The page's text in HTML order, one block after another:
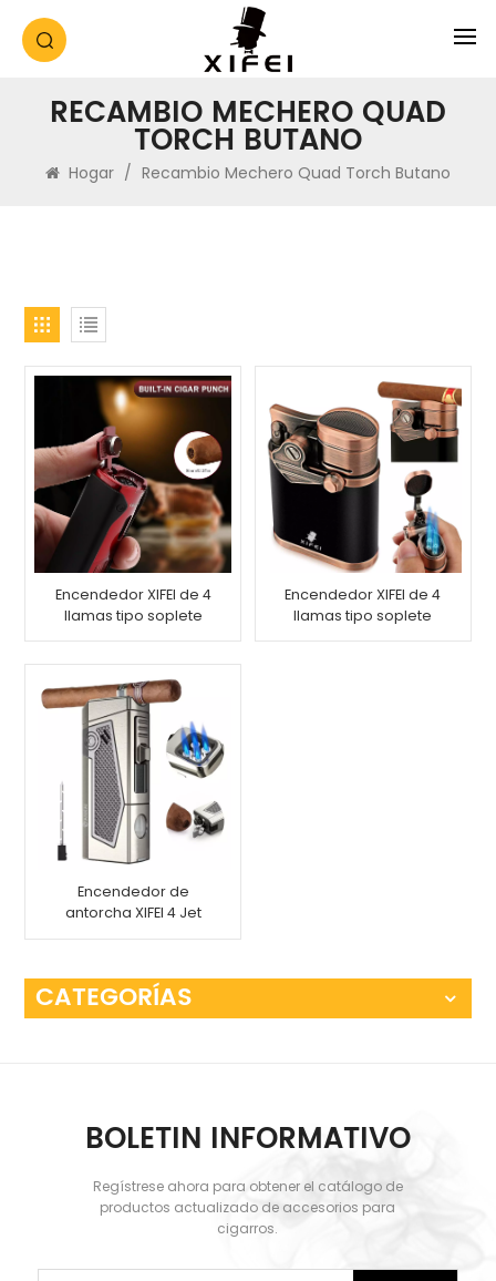
RECAMBIO MECHERO QUAD
TORCH BUTANO
Hogar / Recambio Mechero Quad Torch Butano
Encendedor XIFEI de 4
llamas tipo soplete
con perforador de
Encendedor XIFEI de 4
llamas tipo soplete
con soporte para
Encendedor de
antorcha XIFEI 4 Jet
Flame con soporte
de puros
CATEGORÍAS
BOLETIN INFORMATIVO
Regístrese ahora para obtener el catálogo de
productos actualizado de accesorios para
cigarros.